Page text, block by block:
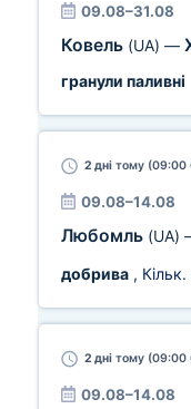
09.08–31.08
Ковель (UA) —
гранули паливні
2 дні тому (09:00
09.08–14.08
Любомль (UA)
добрива ,
2 дні тому (09:00
09.08–14.08